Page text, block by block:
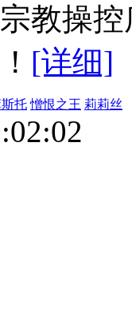
教操
[详细]
托 憎恨之王 莉莉丝